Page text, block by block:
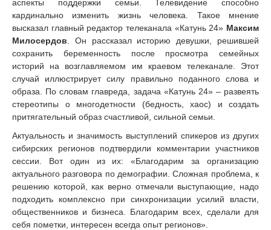
аспекты поддержки семьи. Телевидение способно
кардинально изменить жизнь человека. Такое мнение
высказал главный редактор телеканала «Катунь 24» Максим
Милосердов . Он рассказал историю девушки, решившей
сохранить беременность после просмотра семейных
историй на возглавляемом им краевом телеканале. Этот
случай иллюстрирует силу правильно поданного слова и
образа. По словам главреда, задача «Катунь 24» – развеять
стереотипы о многодетности (бедность, хаос) и создать
притягательный образ счастливой, сильной семьи.
Актуальность и значимость выступлений спикеров из других
сибирских регионов подтвердили комментарии участников
сессии. Вот один из их: «Благодарим за организацию
актуального разговора по демографии. Сложная проблема, к
решению которой, как верно отмечали выступающие, надо
подходить комплексно при синхронизации усилий власти,
общественников и бизнеса. Благодарим всех, сделали для
себя пометки, интересен всегда опыт регионов».